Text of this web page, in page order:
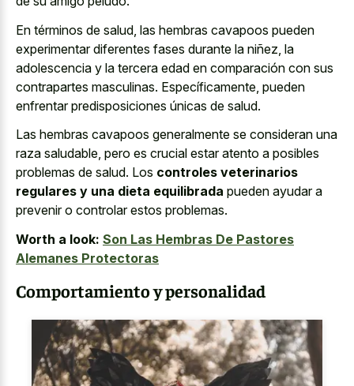
En términos de salud, las hembras cavapoos pueden
experimentar diferentes fases durante la niñez, la
adolescencia y la tercera edad en comparación con sus
contrapartes masculinas. Específicamente, pueden
enfrentar predisposiciones únicas de salud.
Las hembras cavapoos generalmente se consideran una
raza saludable, pero es crucial estar atento a posibles
problemas de salud. Los controles veterinarios
regulares y una dieta equilibrada pueden ayudar a
prevenir o controlar estos problemas.
Worth a look: Son Las Hembras De Pastores
Alemanes Protectoras
Comportamiento y personalidad